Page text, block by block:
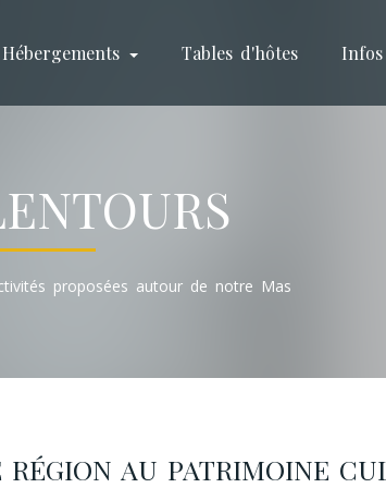
Hébergements Tables d'hôtes
proposées autour de notre Mas
RÉGION AU PATRIMOINE